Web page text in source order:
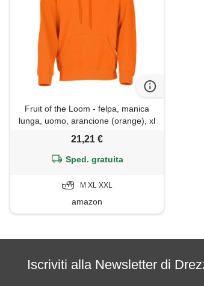
Fruit of the Loom - felpa, manica
lunga, uomo, arancione (orange), xl
21,21 €
Sped. gratuita
M XL XXL
amazon
Iscriviti alla Newsletter di